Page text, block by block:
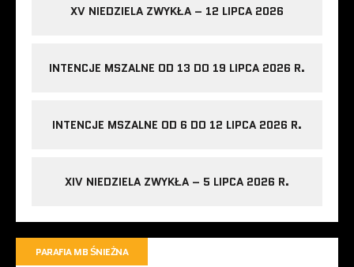
XV NIEDZIELA ZWYKŁA – 12 LIPCA 2026
INTENCJE MSZALNE OD 13 DO 19 LIPCA 2026 R.
INTENCJE MSZALNE OD 6 DO 12 LIPCA 2026 R.
XIV NIEDZIELA ZWYKŁA – 5 LIPCA 2026 R.
PARAFIA MB ŚNIEŻNA